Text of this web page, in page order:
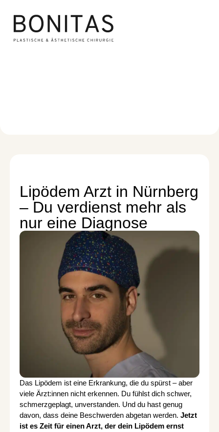
Lipödem Arzt in Nürnberg
– Du verdienst mehr als
nur eine Diagnose
Das Lipödem ist eine Erkrankung, die du spürst – aber
viele Ärzt:innen nicht erkennen. Du fühlst dich schwer,
schmerzgeplagt, unverstanden. Und du hast genug
davon, dass deine Beschwerden abgetan werden. Jetzt
ist es Zeit für einen Arzt, der dein Lipödem ernst